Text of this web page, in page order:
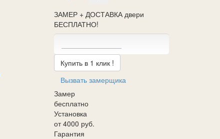
ЗАМЕР + ДОСТАВКА двери
БЕСПЛАТНО!
Купить в 1 клик !
Вызвать замерщика
Замер
бесплатно
Установка
от 4000 руб.
Гарантия